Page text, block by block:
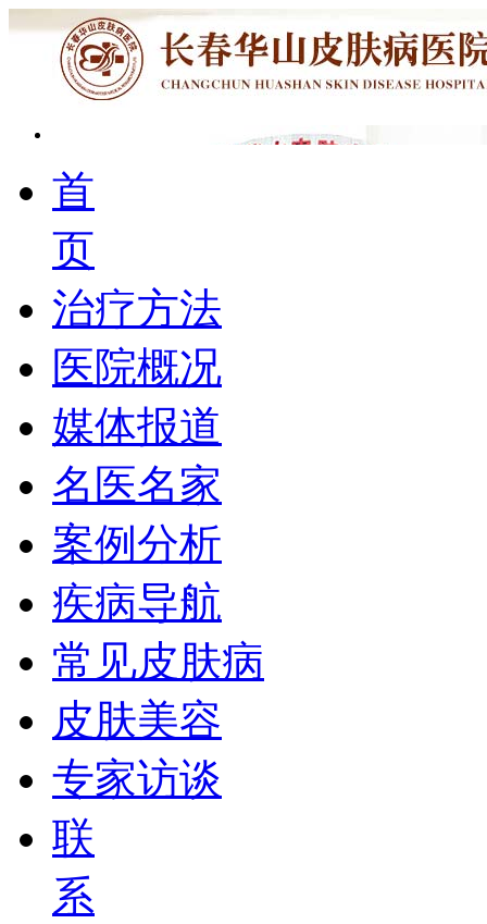
首
页
治疗方法
医院概况
媒体报道
名医名家
案例分析
疾病导航
常见皮肤病
皮肤美容
专家访谈
联
系